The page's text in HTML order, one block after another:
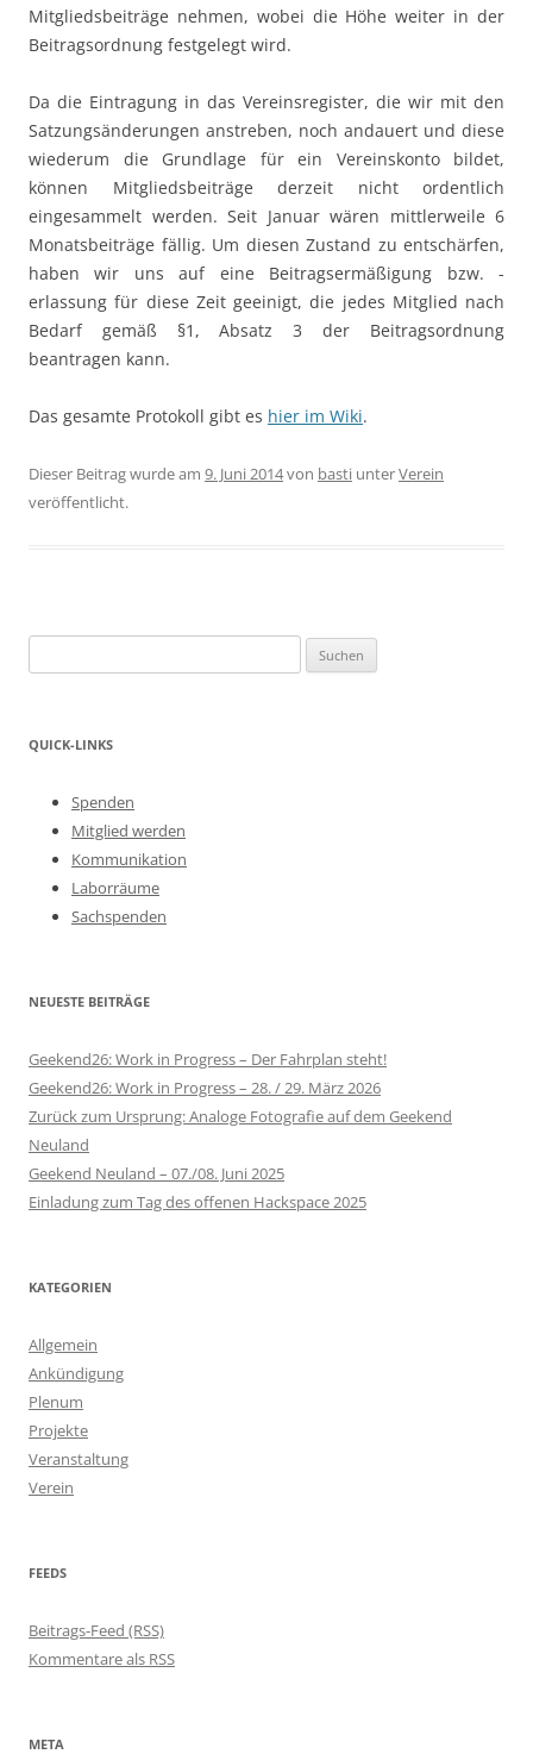
Mitgliedsbeiträge nehmen, wobei die Höhe weiter in der
Beitragsordnung festgelegt wird.
Da die Eintragung in das Vereinsregister, die wir mit den
Satzungsänderungen anstreben, noch andauert und diese
wiederum die Grundlage für ein Vereinskonto bildet,
können Mitgliedsbeiträge derzeit nicht ordentlich
eingesammelt werden. Seit Januar wären mittlerweile 6
Monatsbeiträge fällig. Um diesen Zustand zu entschärfen,
haben wir uns auf eine Beitragsermäßigung bzw. -
erlassung für diese Zeit geeinigt, die jedes Mitglied nach
Bedarf gemäß §1, Absatz 3 der Beitragsordnung
beantragen kann.
Das gesamte Protokoll gibt es hier im Wiki.
Dieser Beitrag wurde am 9. Juni 2014von basti unterVerein
veröffentlicht.
nach:
QUICK-LINKS
Spenden
Mitglied werden
Kommunikation
Laborräume
Sachspenden
NEUESTE BEITRÄGE
Geekend26: Work in Progress – Der Fahrplan steht!
Geekend26: Work in Progress – 28. / 29. März 2026
Zurück zum Ursprung: Analoge Fotografie auf dem Geekend
Neuland
Geekend Neuland – 07./08. Juni 2025
Einladung zum Tag des offenen Hackspace 2025
KATEGORIEN
Allgemein
Ankündigung
Plenum
Projekte
Veranstaltung
Verein
FEEDS
Beitrags-Feed (RSS)
Kommentare als RSS
META